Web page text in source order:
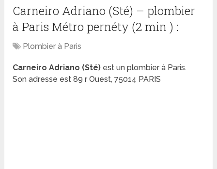
Carneiro Adriano (Sté) – plombier
à Paris Métro pernéty (2 min ) :
Plombier à Paris
Carneiro Adriano (Sté) est un plombier à Paris.
Son adresse est 89 r Ouest, 75014 PARIS